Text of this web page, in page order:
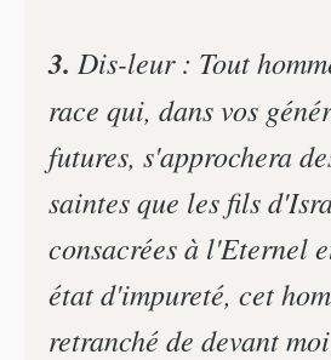
3. Dis-leur : Tout
race qui, dans vos
futures, s'approchera
saintes que les fils
consacrées à l'Eternel
état d'impureté, cet
retranché de devant